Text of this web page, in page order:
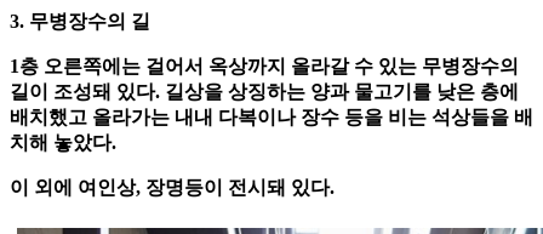
3. 무병장수의 길
1층 오른쪽에는 걸어서 옥상까지 올라갈 수 있는 무병장수의
길이 조성돼 있다. 길상을 상징하는 양과 물고기를 낮은 층에
배치했고 올라가는 내내 다복이나 장수 등을 비는 석상들을 배
치해 놓았다.
이 외에 여인상, 장명등이 전시돼 있다.